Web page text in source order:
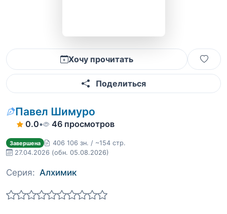
Хочу прочитать
Поделиться
Павел Шимуро
0.0• 46 просмотров
Завершена
406 106 зн. / ~154 стр.
27.04.2026 (обн. 05.08.2026)
Серия: Алхимик